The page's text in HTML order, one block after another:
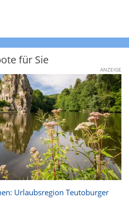
für Sie
ANZEIGE
Urlaubsregion Teutoburger